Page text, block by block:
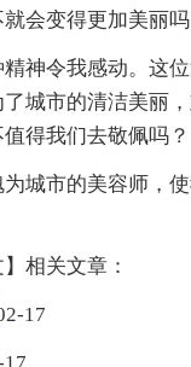
会变得更加美丽吗
令我感动。这位
城市的清洁美丽
得我们去敬佩吗？
市的美容师，使
相关文章：
17